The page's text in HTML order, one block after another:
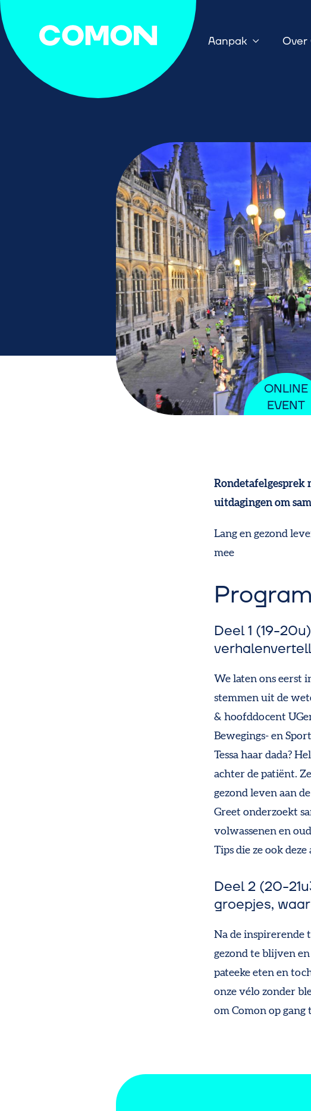
Aanpak Over
ONLINE
EVENT
Rondetafelgesprek
uitdagingen om
Lang en gezond
mee
Deel 1 (19-
We laten ons eerst
stemmen uit de
& hoofddocent
Bewegings- en
Tessa haar dada?
achter de patiënt.
gezond leven aan
Greet onderzoekt
volwassenen en
Tips die ze ook
Deel 2 (20-
groepjes,
Na de inspirerende
gezond te blijven
pateeke eten en
onze vélo zonder
om Comon op gang